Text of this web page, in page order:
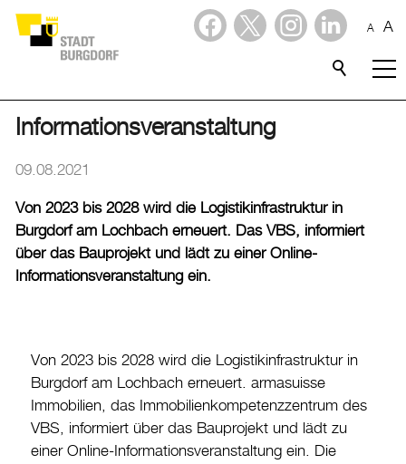
A A
Stadtporträt
Verwaltung & Politik
Wirtschaft
Aktuelles
Medienmitteilungen
Baupublikationen
Burgdorf baut
Informationsveranstaltung
09.08.2021
Von 2023 bis 2028 wird die Logistikinfrastruktur in
Burgdorf am Lochbach erneuert. Das VBS, informiert
über das Bauprojekt und lädt zu einer Online-
Informationsveranstaltung ein.
Von 2023 bis 2028 wird die Logistikinfrastruktur in
Burgdorf am Lochbach erneuert. armasuisse
Immobilien, das Immobilienkompetenzzentrum des
VBS, informiert über das Bauprojekt und lädt zu
einer Online-Informationsveranstaltung ein. Die